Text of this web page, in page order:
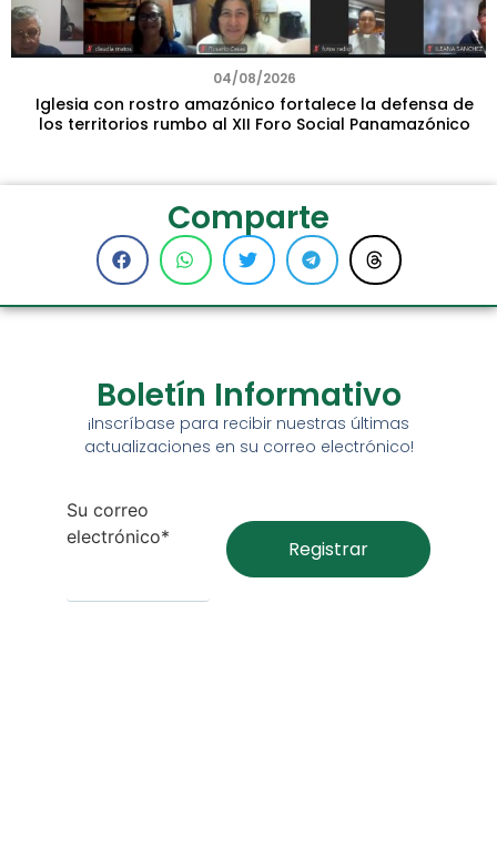
04/08/2026
Iglesia con rostro amazónico fortalece la defensa de
los territorios rumbo al XII Foro Social Panamazónico
Comparte
Boletín Informativo
¡Inscríbase para recibir nuestras últimas
actualizaciones en su correo electrónico!
Su correo
electrónico*